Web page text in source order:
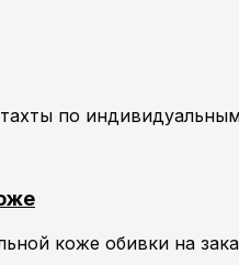
по
коже обивки на